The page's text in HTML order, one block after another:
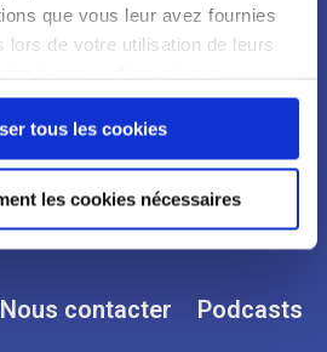
que vous leur avez fournies
lors de votre utilisation de leurs
site Web.
tous les cookies
les cookies nécessaires
?
Espace Presse
Communiqués
Revues de presse
Nous contacter Podcasts